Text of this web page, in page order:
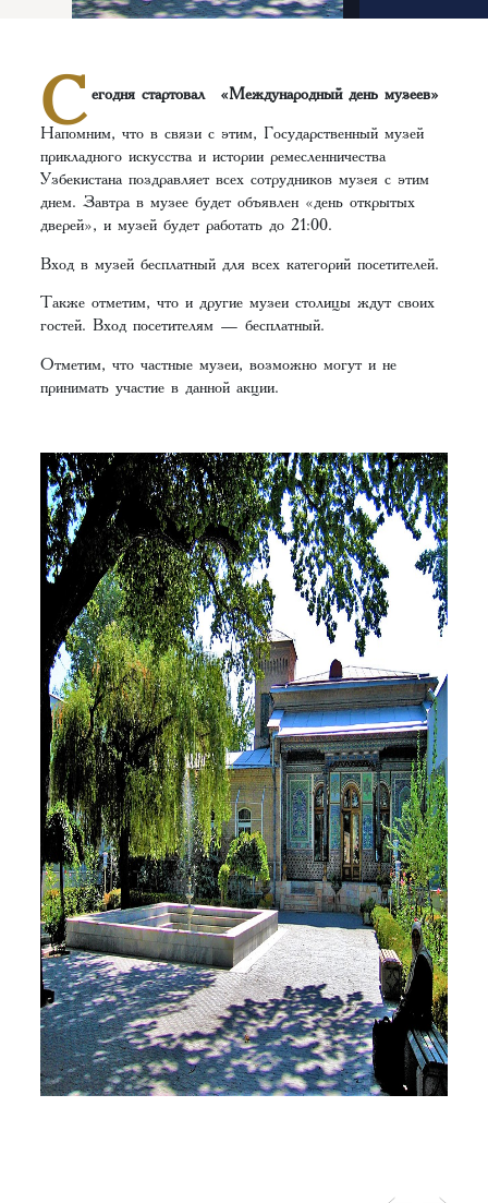
С егодня стартовал «Международный день музеев»
Напомним, что в связи с этим, Государственный музей
прикладного искусства и истории ремесленничества
Узбекистана поздравляет всех сотрудников музея с этим
днем. Завтра в музее будет объявлен «день открытых
дверей», и музей будет работать до 21:00.
Вход в музей бесплатный для всех категорий посетителей.
Также отметим, что и другие музеи столицы ждут своих
гостей. Вход посетителям — бесплатный.
Отметим, что частные музеи, возможно могут и не
принимать участие в данной акции.